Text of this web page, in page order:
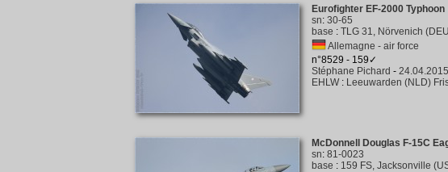
Eurofighter EF-2000 Typhoon
sn: 30-65
base : TLG 31, Nörvenich
Allemagne - air force
n°8529 - 159✓
Stéphane Pichard - 24.04.2015
EHLW : Leeuwarden (NLD)
McDonnell Douglas F-15C
sn: 81-0023
base : 159 FS, Jacksonville